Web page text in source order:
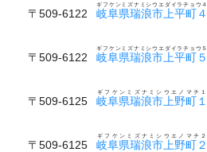
〒509-6122 岐阜県瑞浪市上平町４
ギフケンミズナミシウエダイラチョウ４
〒509-6122 岐阜県瑞浪市上平町５
ギフケンミズナミシウエダイラチョウ５
〒509-6125 岐阜県瑞浪市上野町１
ギフケンミズナミシウエノマチ１
〒509-6125 岐阜県瑞浪市上野町２
ギフケンミズナミシウエノマチ２